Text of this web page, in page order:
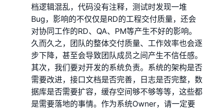
档逻辑混乱，代码没有注释，测试时发现一堆
Bug，影响的不仅仅是RD的工程交付质量，还会
对协同工作的RD、QA、PM等产生不好的影响。
久而久之，团队的整体交付质量、工作效率也会逐
步下降，甚至会导致团队成员之间产生不信任感。
其次，我们要对开发的系统负责。系统的架构是否
需要改进，接口文档是否完善，日志是否完整，数
据库是否需要扩容，缓存空间够不够等等，这些都
是需要落地的事情。作为系统Owner，请一定要